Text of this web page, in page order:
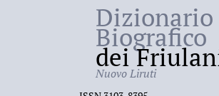
Dizionario
Biografico
dei
Nuovo Liruti